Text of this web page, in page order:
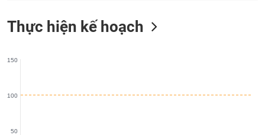
Thực hiện kế hoạch
50
100
150